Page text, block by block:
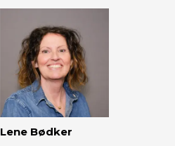
Lene Bødker